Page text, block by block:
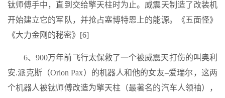
钛师傅手中，直到交给擎天柱时为止。威震天制造了改装机
开始建立它的军队，并抢占塞博特恩上的能源。《五面怪》
《大力金刚的秘密》[6]
6、900万年前飞行太保救了一个被威震天打伤的叫奥利
安.派克斯（Orion Pax）的机器人和他的女友–爱瑞尔，这两
个机器人被钛师傅改造为擎天柱（最著名的汽车人领袖），